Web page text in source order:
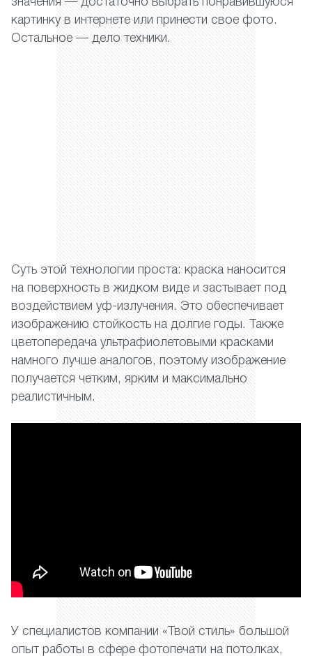
картинку в интернете или принести свое фото.
Остальное — дело техники.
Суть этой технологии проста: краска наносится
на поверхность в жидком виде и застывает под
воздействием уф-излучения. Это обеспечивает
изображению стойкость на долгие годы. Также
цветопередача ультрафиолетовыми красками
намного лучше аналогов, поэтому изображение
получается четким, ярким и максимально
реалистичным.
У специалистов компании «Твой стиль» большой
опыт работы в сфере фотопечати на потолках,